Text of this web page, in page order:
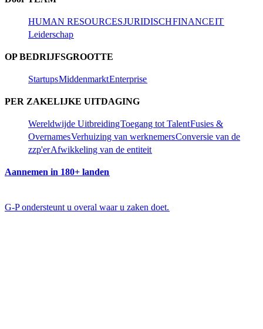
HUMAN RESOURCES​​JURIDISCH​​FINANCE​​IT​​
Leiderschap​​
OP BEDRIJFSGROOTTE​​
Startups​​Middenmarkt​​Enterprise​​
PER ZAKELIJKE UITDAGING​​
Wereldwijde Uitbreiding​​Toegang tot Talent​​Fusies &
Overnames​​Verhuizing van werknemers​​Conversie van de
zzp'er​​Afwikkeling van de entiteit​​
Aannemen in 180+ landen​​
G-P ondersteunt u overal waar u zaken doet.​​